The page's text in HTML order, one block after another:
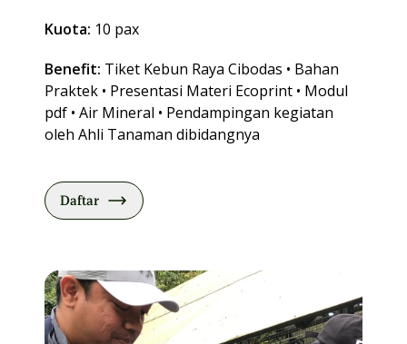
Kuota: 10 pax
Benefit: Tiket Kebun Raya Cibodas • Bahan
Praktek • Presentasi Materi Ecoprint • Modul
pdf • Air Mineral • Pendampingan kegiatan
oleh Ahli Tanaman dibidangnya
Daftar